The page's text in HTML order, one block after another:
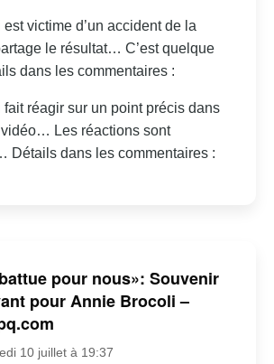
victime d’un accident de la
le résultat… C’est quelque
dans les commentaires :
réagir sur un point précis dans
Les réactions sont
Détails dans les commentaires :
pour nous»: Souvenir
pour Annie Brocoli –
10 juillet à 19:37